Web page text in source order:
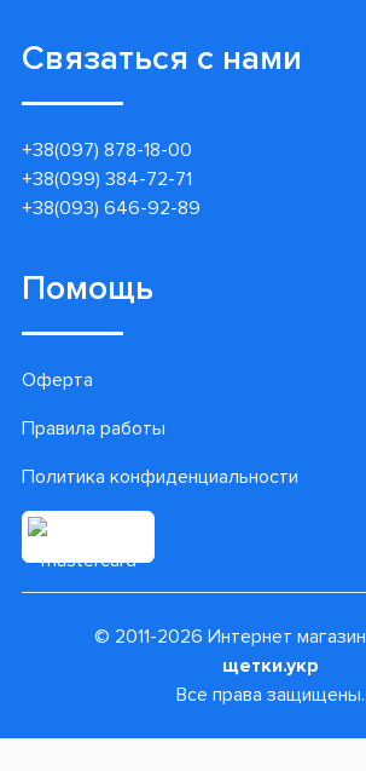
Связаться с нами
+38(097) 878-18-00
+38(099) 384-72-71
+38(093) 646-92-89
Помощь
Оферта
Правила работы
Политика конфиденциальности
© 2011-2026 Интернет магазин
щетки.укр
Все права защищены.